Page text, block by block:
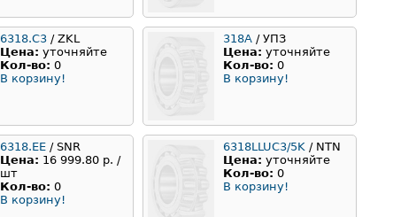
6318.С3 / ZKL
Цена: уточняйте
Кол-во: 0
В корзину!
318А / УПЗ
Цена: уточняйте
Кол-во: 0
В корзину!
6318.EE / SNR
Цена: 16 999.80 р. /
шт
Кол-во: 0
В корзину!
6318LLUC3/5K / NTN
Цена: уточняйте
Кол-во: 0
В корзину!